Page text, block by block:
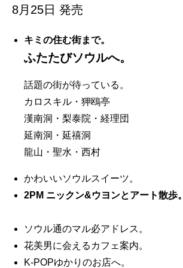
8月25日 発売
キミの住む街まで。
ふたたびソウルへ。
話題の街が待っている。
カロスキル・狎鴎亭
漢南洞・梨泰院・経理団
延南洞・延禧洞
龍山・聖水・西村
かわいいソウルスイーツ。
2PM ニックン&ウヨンとアート散歩。
ソウル通のマル必アドレス。
花美男に会えるカフェ案内。
K-POPゆかりのお店へ。